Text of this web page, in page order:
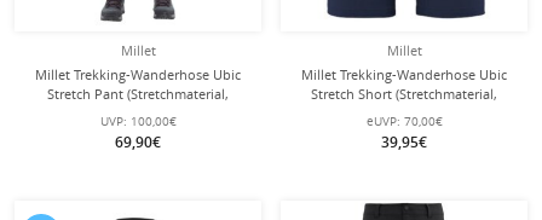
Millet
Millet Trekking-Wanderhose Ubic
Stretch Pant (Stretchmaterial,
optimale Bewegungsfreiheit) lang
beige/braun Herren
UVP: 100,00€
69,90€
Millet
Millet Trekking-Wanderhose Ubic
Stretch Short (Stretchmaterial,
optimale Bewegungsfreiheit) kurz
saphirblau Herren
eUVP: 70,00€
39,95€